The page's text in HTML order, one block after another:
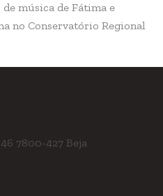
música de Fátima e
no Conservatório Regional
7800-427 Beja